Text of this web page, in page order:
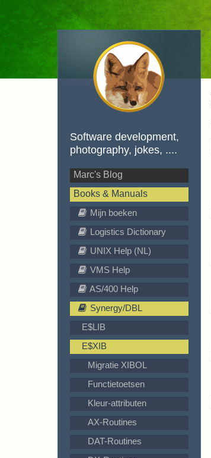
Software development,
photography, jokes, ....
Marc's Blog
Books & Manuals
Mijn boeken
Logistics Dictionary
UNIX Help (NL)
VMS Help
AS/400 Help
Synergy/DBL
E$LIB
E$XIB
Migratie XIBOL
Functietoetsen
Kleur-attributen
AX-Routines
DAT-Routines